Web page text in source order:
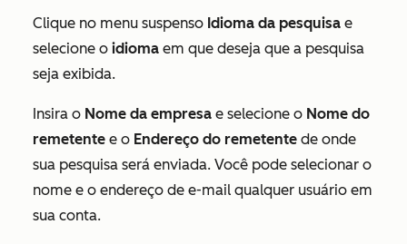
Clique no menu suspenso Idioma da pesquisa e
selecione o idioma em que deseja que a pesquisa
seja exibida.
Insira o Nome da empresa e selecione o Nome do
remetente e o Endereço do remetente de onde
sua pesquisa será enviada. Você pode selecionar o
nome e o endereço de e-mail qualquer usuário em
sua conta.